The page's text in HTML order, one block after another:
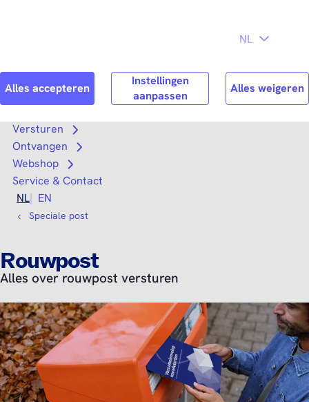
Search Zoek
Versturen
Open submenu
Ontvangen
Open submenu
Webshop
Open submenu
Service & Contact
NL
EN
Speciale post
Rouwpost
Alles over rouwpost versturen